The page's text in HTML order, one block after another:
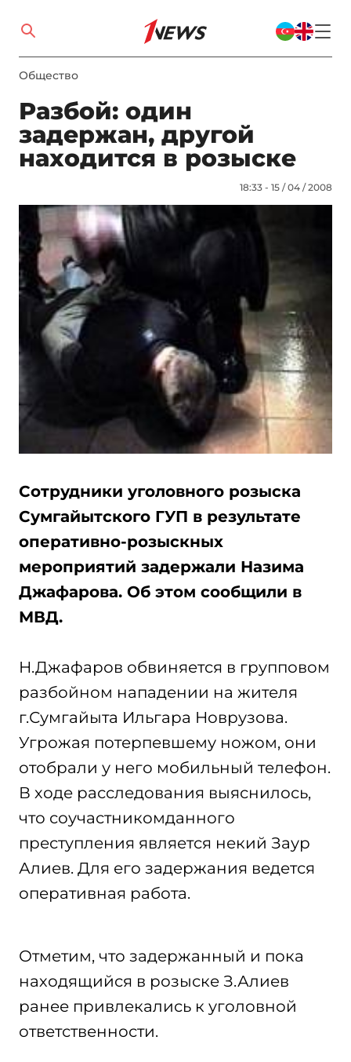
Общество
Разбой: один
задержан, другой
находится в розыске
18:33 - 15 / 04 / 2008
Сотрудники уголовного розыска
Сумгайытского ГУП в результате
оперативно-розыскных
мероприятий задержали Назима
Джафарова. Об этом сообщили в
МВД.
Н.Джафаров обвиняется в групповом
разбойном нападении на жителя
г.Сумгайыта Ильгара Новрузова.
Угрожая потерпевшему ножом, они
отобрали у него мобильный телефон.
В ходе расследования выяснилось,
что соучастникомданного
преступления является некий Заур
Алиев. Для его задержания ведется
оперативная работа.
Отметим, что задержанный и пока
находящийся в розыске З.Алиев
ранее привлекались к уголовной
ответственности.